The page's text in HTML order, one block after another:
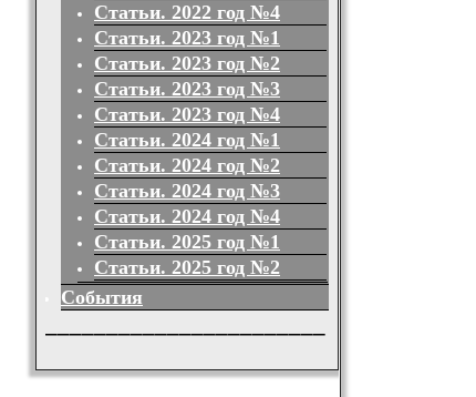
Статьи. 2022 год №4
Статьи. 2023 год №1
Статьи. 2023 год №2
Статьи. 2023 год №3
Статьи. 2023 год №4
Статьи. 2024 год №1
Статьи. 2024 год №2
Статьи. 2024 год №3
Статьи. 2024 год №4
Статьи. 2025 год №1
Статьи. 2025 год №2
События